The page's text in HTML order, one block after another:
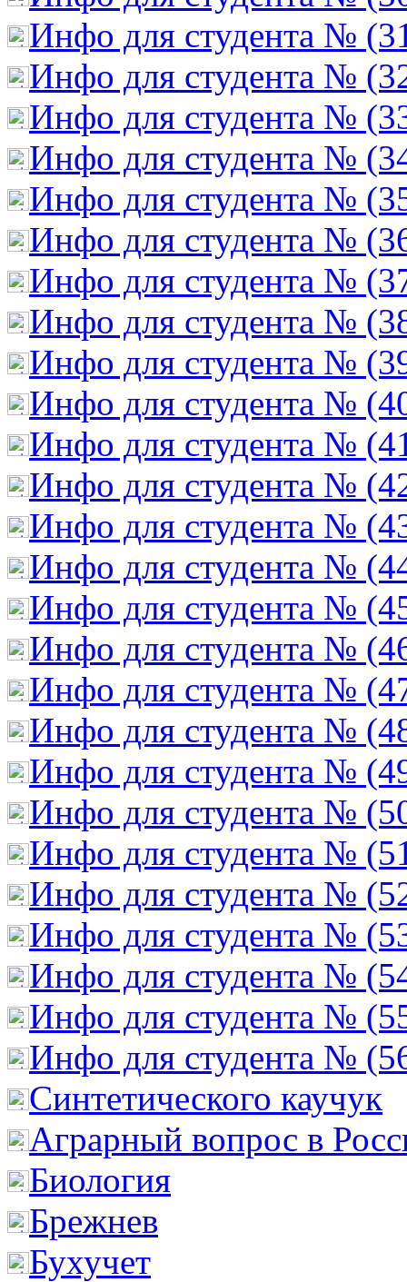
Инфо для студента №
Инфо для студента №
Инфо для студента №
Инфо для студента №
Инфо для студента №
Инфо для студента №
Инфо для студента №
Инфо для студента №
Инфо для студента №
Инфо для студента №
Инфо для студента №
Инфо для студента №
Инфо для студента №
Инфо для студента №
Инфо для студента №
Инфо для студента №
Инфо для студента №
Инфо для студента №
Инфо для студента №
Инфо для студента №
Инфо для студента №
Инфо для студента №
Инфо для студента №
Инфо для студента №
Инфо для студента №
Инфо для студента №
Cинтетического каучук
Аграрный вопрос в
Биология
Брежнев
Бухучет